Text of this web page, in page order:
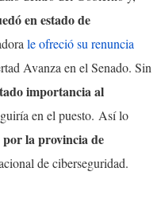
en estado de
le ofreció su renuncia
Avanza en el Senado. Sin
importancia al
en el puesto. Así lo
por la provincia de
de ciberseguridad.